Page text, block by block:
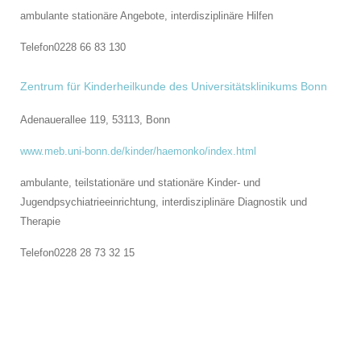
ambulante stationäre Angebote, interdisziplinäre Hilfen
Telefon0228 66 83 130
Zentrum für Kinderheilkunde des Universitätsklinikums Bonn
Adenauerallee 119, 53113, Bonn
www.meb.uni-bonn.de/kinder/haemonko/index.html
ambulante, teilstationäre und stationäre Kinder- und
Jugendpsychiatrieeinrichtung, interdisziplinäre Diagnostik und
Therapie
Telefon0228 28 73 32 15